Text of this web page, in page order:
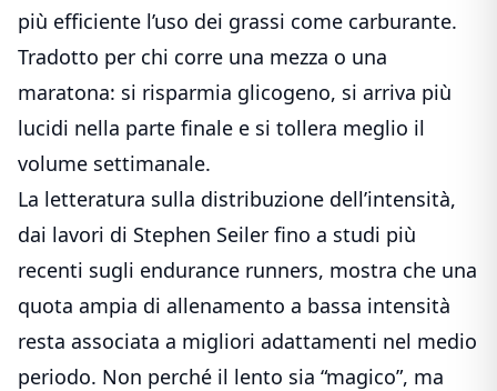
più efficiente l’uso dei grassi come carburante.
Tradotto per chi corre una mezza o una
maratona: si risparmia glicogeno, si arriva più
lucidi nella parte finale e si tollera meglio il
volume settimanale.
La letteratura sulla distribuzione dell’intensità,
dai lavori di Stephen Seiler fino a studi più
recenti sugli endurance runners, mostra che una
quota ampia di allenamento a bassa intensità
resta associata a migliori adattamenti nel medio
periodo. Non perché il lento sia “magico”, ma